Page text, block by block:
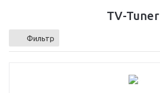
TV-Tuner
Фильтр